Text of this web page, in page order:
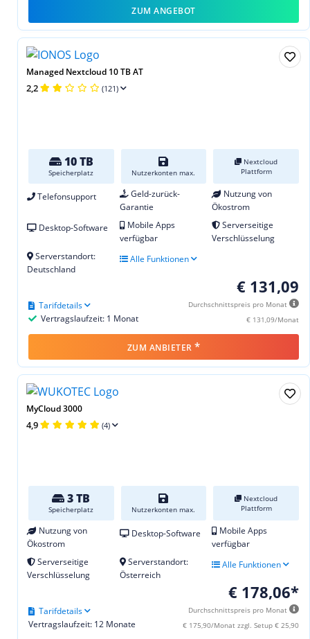
ZUM ANGEBOT
Managed Nextcloud 10 TB AT
2,2 (121)
10 TB
Speicherplatz Nutzerkonten max.
Nextcloud
Plattform
Telefonsupport
Geld-zurück-
Garantie
Nutzung von
Ökostrom
Desktop-Software
Mobile Apps
verfügbar
Serverseitige
Verschlüsselung
Serverstandort:
Deutschland
Alle Funktionen
€ 131,09
Durchschnittspreis pro Monat
€ 131,09/Monat
Vertragslaufzeit: 1 Monat
Tarifdetails
ZUM ANBIETER *
MyCloud 3000
4,9 (4)
3 TB
Speicherplatz Nutzerkonten max.
Nextcloud
Plattform
Nutzung von
Ökostrom
Desktop-Software
Mobile Apps
verfügbar
Serverseitige
Verschlüsselung
Serverstandort:
Österreich
Alle Funktionen
€ 178,06*
Durchschnittspreis pro Monat
€ 175,90/Monat zzgl. Setup € 25,90
Vertragslaufzeit: 12 Monate
Tarifdetails